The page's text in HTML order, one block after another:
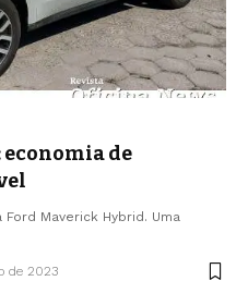
de
Maverick Hybrid. Uma
de 2023